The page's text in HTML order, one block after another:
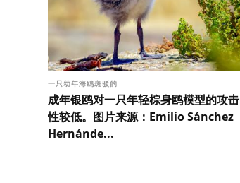
一只幼年海鸥斑驳的
成年银鸥对一只年轻棕身鸥模型的攻击
性较低。图片来源：Emilio Sánchez
Hernánde...